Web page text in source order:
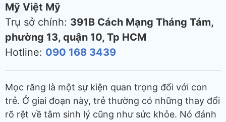
Mỹ Việt Mỹ
Trụ sở chính: 391B Cách Mạng Tháng Tám,
phường 13, quận 10, Tp HCM
Hotline: 090 168 3439
Mọc răng là một sự kiện quan trọng đối với con
trẻ. Ở giai đoạn này, trẻ thường có những thay đổi
rõ rệt về tâm sinh lý cũng như sức khỏe. Nó đánh